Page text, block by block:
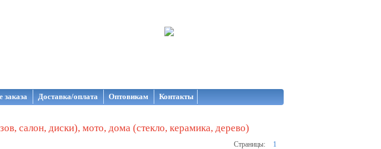
заказа Доставка/оплата Оптовикам Контакты
салон, диски), мото, дома (стекло, керамика, дерево)
Страницы: 1